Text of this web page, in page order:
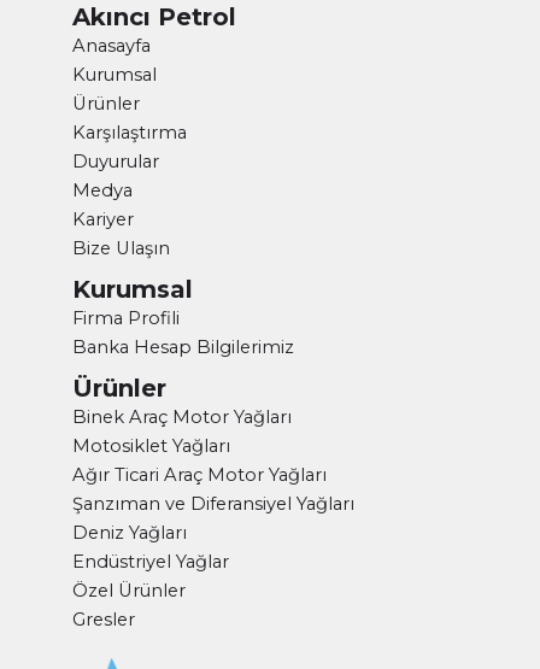
Akıncı Petrol
Anasayfa
Kurumsal
Ürünler
Karşılaştırma
Duyurular
Medya
Kariyer
Bize Ulaşın
Kurumsal
Firma Profili
Banka Hesap Bilgilerimiz
Ürünler
Binek Araç Motor Yağları
Motosiklet Yağları
Ağır Ticari Araç Motor Yağları
Şanzıman ve Diferansiyel Yağları
Deniz Yağları
Endüstriyel Yağlar
Özel Ürünler
Gresler